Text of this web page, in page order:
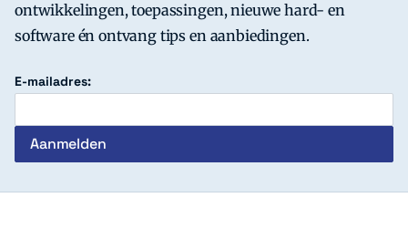
ontwikkelingen, toepassingen, nieuwe hard- en
software én ontvang tips en aanbiedingen.
E-mailadres: